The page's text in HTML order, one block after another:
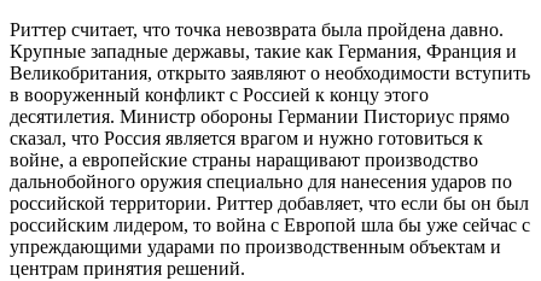
Риттер считает, что точка невозврата была пройдена давно.
Крупные западные державы, такие как Германия, Франция и
Великобритания, открыто заявляют о необходимости вступить
в вооруженный конфликт с Россией к концу этого
десятилетия. Министр обороны Германии Писториус прямо
сказал, что Россия является врагом и нужно готовиться к
войне, а европейские страны наращивают производство
дальнобойного оружия специально для нанесения ударов по
российской территории. Риттер добавляет, что если бы он был
российским лидером, то война с Европой шла бы уже сейчас с
упреждающими ударами по производственным объектам и
центрам принятия решений.